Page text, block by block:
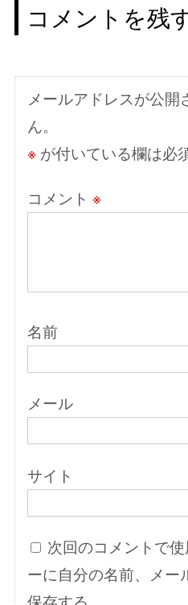
ゲ
シ
ョ
ン
コメントを残
メールアドレスが公開
ん。
※が付いている欄は必
コメント ※
名前
メール
サイト
次回のコメントで
ーに自分の名前、メー